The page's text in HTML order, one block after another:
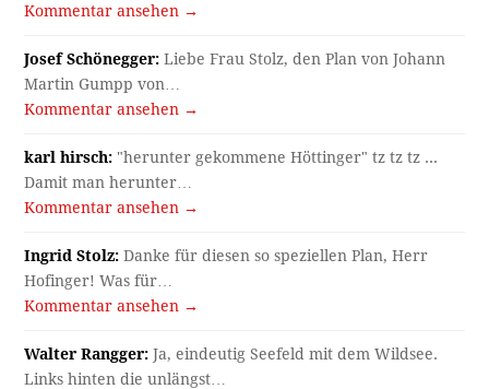
Kommentar ansehen →
Josef Schönegger: Liebe Frau Stolz, den Plan von Johann
Martin Gumpp von…
Kommentar ansehen →
karl hirsch: "herunter gekommene Höttinger" tz tz tz ...
Damit man herunter…
Kommentar ansehen →
Ingrid Stolz: Danke für diesen so speziellen Plan, Herr
Hofinger! Was für…
Kommentar ansehen →
Walter Rangger: Ja, eindeutig Seefeld mit dem Wildsee.
Links hinten die unlängst…